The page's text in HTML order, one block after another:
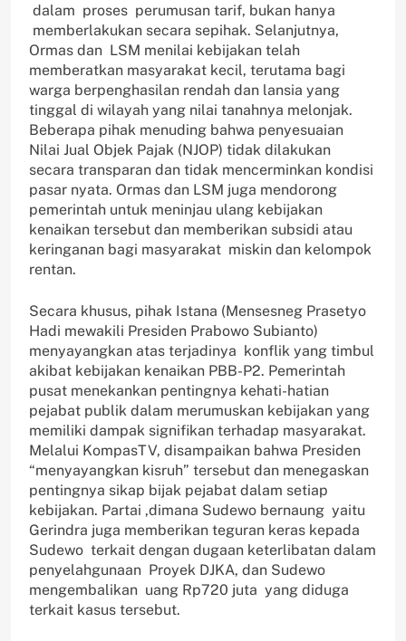
dalam proses perumusan tarif, bukan hanya
memberlakukan secara sepihak. Selanjutnya,
Ormas dan LSM menilai kebijakan telah
memberatkan masyarakat kecil, terutama bagi
warga berpenghasilan rendah dan lansia yang
tinggal di wilayah yang nilai tanahnya melonjak.
Beberapa pihak menuding bahwa penyesuaian
Nilai Jual Objek Pajak (NJOP) tidak dilakukan
secara transparan dan tidak mencerminkan kondisi
pasar nyata. Ormas dan LSM juga mendorong
pemerintah untuk meninjau ulang kebijakan
kenaikan tersebut dan memberikan subsidi atau
keringanan bagi masyarakat miskin dan kelompok
rentan.
Secara khusus, pihak Istana (Mensesneg Prasetyo
Hadi mewakili Presiden Prabowo Subianto)
menyayangkan atas terjadinya konflik yang timbul
akibat kebijakan kenaikan PBB-P2. Pemerintah
pusat menekankan pentingnya kehati-hatian
pejabat publik dalam merumuskan kebijakan yang
memiliki dampak signifikan terhadap masyarakat.
Melalui KompasTV, disampaikan bahwa Presiden
“menyayangkan kisruh” tersebut dan menegaskan
pentingnya sikap bijak pejabat dalam setiap
kebijakan. Partai ,dimana Sudewo bernaung yaitu
Gerindra juga memberikan teguran keras kepada
Sudewo terkait dengan dugaan keterlibatan dalam
penyelahgunaan Proyek DJKA, dan Sudewo
mengembalikan uang Rp720 juta yang diduga
terkait kasus tersebut.